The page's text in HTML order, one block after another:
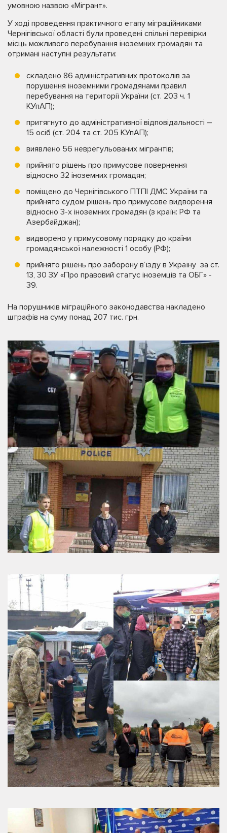
умовною назвою «Мігрант».
У ході проведення практичного етапу міграційниками
Чернігівської області були проведені спільні перевірки
місць можливого перебування іноземних громадян та
отримані наступні результати:
складено 86 адміністративних протоколів за
порушення іноземними громадянами правил
перебування на території України (ст. 203 ч. 1
КУпАП);
притягнуто до адміністративної відповідальності –
15 осіб (ст. 204 та ст. 205 КУпАП);
виявлено 56 неврегульованих мігрантів;
прийнято рішень про примусове повернення
відносно 32 іноземних громадян;
поміщено до Чернігівського ПТПІ ДМС України та
прийнято судом рішень про примусове видворення
відносно 3-х іноземних громадян (з країн: РФ та
Азербайджан);
видворено у примусовому порядку до країни
громадянської належності 1 особу (РФ);
прийнято рішень про заборону в’їзду в Україну за ст.
13, 30 ЗУ «Про правовий статус іноземців та ОБГ» -
39.
На порушників міграційного законодавства накладено
штрафів на суму понад 207 тис. грн.